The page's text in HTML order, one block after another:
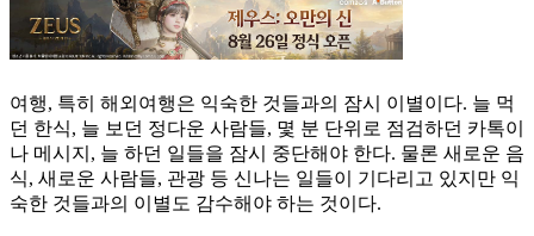
여행, 특히 해외여행은 익숙한 것들과의 잠시 이별이다. 늘 먹
던 한식, 늘 보던 정다운 사람들, 몇 분 단위로 점검하던 카톡이
나 메시지, 늘 하던 일들을 잠시 중단해야 한다. 물론 새로운 음
식, 새로운 사람들, 관광 등 신나는 일들이 기다리고 있지만 익
숙한 것들과의 이별도 감수해야 하는 것이다.